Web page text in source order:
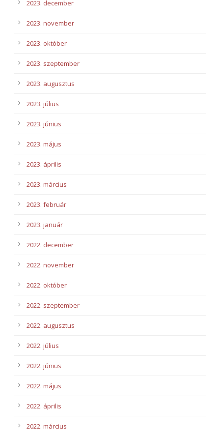
2023. december
2023. november
2023. október
2023. szeptember
2023. augusztus
2023. július
2023. június
2023. május
2023. április
2023. március
2023. február
2023. január
2022. december
2022. november
2022. október
2022. szeptember
2022. augusztus
2022. július
2022. június
2022. május
2022. április
2022. március